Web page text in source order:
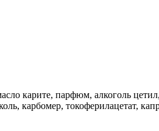
карите, парфюм, алкоголь
карбомер, токоферилацетат,